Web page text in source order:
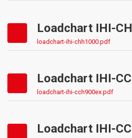
Loadchart IHI-
loadchart-ihi-chh1000.pdf
Loadchart IHI-
loadchart-ihi-cch900ex.pdf
Loadchart IHI-